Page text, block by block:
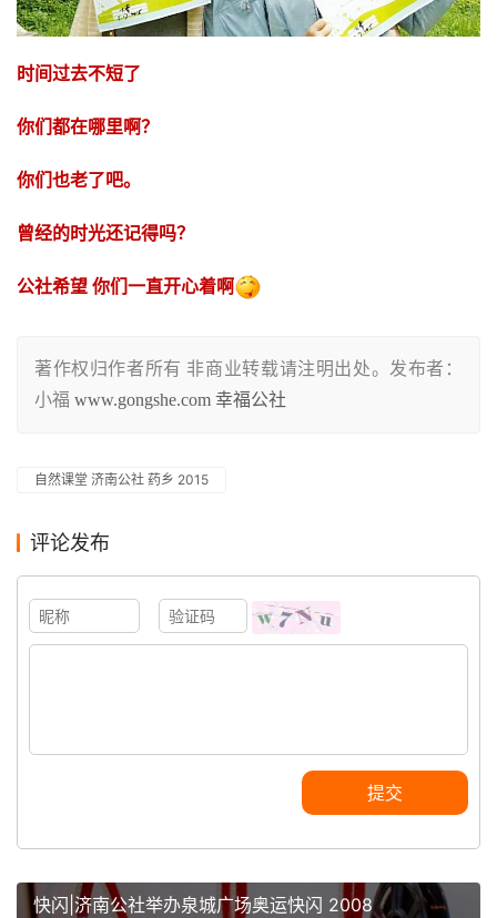
时间过去不短了
你们都在哪里啊？
你们也老了吧。
曾经的时光还记得吗？
公社希望 你们一直开心着啊
著作权归作者所有 非商业转载请注明出处。发布者：
小福 www.gongshe.com 幸福公社
自然课堂 济南公社 药乡 2015
评论发布
提交
快闪|济南公社举办泉城广场奥运快闪 2008